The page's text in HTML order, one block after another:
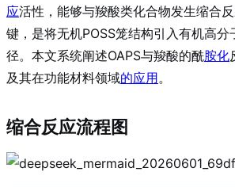
应活性，能够与羧酸类化合物发生缩合
键，是将无机POSS笼结构引入有机高分
径。本文系统阐述OAPS与羧酸的酰胺化
及其在功能材料领域的应用。
缩合反应流程图